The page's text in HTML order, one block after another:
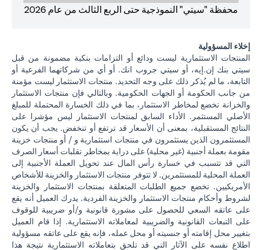
محفظة "سيتي" النموذجية حتى الربع الثالث من عام 2026
إخلاء المسؤولية
المنتجات الاستثمارية ليست ودائع أو التزامات بنكية مضمونة من قبل
سيتي بنك إن.إيه، أو سيتي جروب انك. أو أي من شركاتهما الفرعية أو
التابعة، ما لم يُذكر ذلك على وجه التحديد. منتجات الاستثمار ليست مؤمنة
من جانب الحكومة أو الجهات الحكومية. وبالتالي فإن منتجات الاستثمار
والخزانة تخضع لمخاطر الاستثمار، بما في ذلك الخسارة المحتملة للمبلغ
الأصلي المستثمر. الأداء السابق لمنتجات الاستثمار ليس مؤشرا على
النتائج المستقبلية، بمعنى أن الأسعار قد ترتفع أو تنخفض. يجب أن يكون
المستثمرون الذين يستثمرون في منتجات استثمارية و / أو منتجات خزينة
مقومة بعملة أجنبية (غير محلية) على دراية بمخاطر تقلبات أسعار الصرف
التي قد تتسبب في خسارة رأس المال عند تحويل العملة الأجنبية إلى
العملة المحلية للمستثمرين. لا تتوفر منتجات الاستثمار والخزينة للأشخاص
الأمريكيين. تخضع جميع الطلبات المتعلقة بمنتجات الاستثمار والخزينة
لشروط وأحكام منتجات الاستثمار والخزينة الفردية. يدرك العميل أنه يقع
على عاتقه السعي للحصول على مشورة قانونية و/أو ضريبية للوقوف
على التبعات القانونية والضريبية لمعاملاته الاستثمارية. إذا قام العميل
بتغيير محل إقامته أو جنسيته أو محل عمله، فإنه يقع على عاتقه مسؤولية
اطلاع نفسه على الآثار التي قد تلحق بتعاملاته الاستثمارية نتيجة هذا